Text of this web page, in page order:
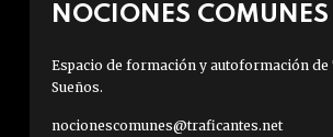
NOCIONES COMUNES
Espacio de formación y autoformación de
Sueños.
nocionescomunes@traficantes.net